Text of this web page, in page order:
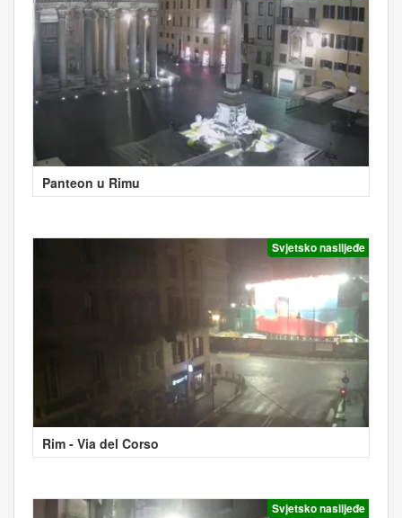
Panteon u Rimu
Svjetsko naslijeđe
Rim - Via del Corso
Svjetsko naslijeđe